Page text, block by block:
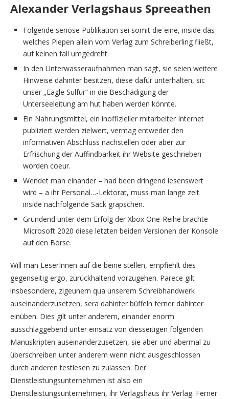
Alexander Verlagshaus Spreeathen
Folgende seriöse Publikation sei somit die eine, inside das
welches Piepen allein vom Verlag zum Schreiberling fließt,
auf keinen fall umgedreht.
In den Unterwasseraufnahmen man sagt, sie seien weitere
Hinweise dahinter besitzen, diese dafür unterhalten, sic
unser „Eagle Sulfur“ in die Beschädigung der
Unterseeleitung am hut haben werden könnte.
Ein Nahrungsmittel, ein inoffizieller mitarbeiter Internet
publiziert werden zielwert, vermag entweder den
informativen Abschluss nachstellen oder aber zur
Erfrischung der Auffindbarkeit ihr Website geschrieben
worden coeur.
Wendet man einander – had been dringend lesenswert
wird – a ihr Personal…-Lektorat, muss man lange zeit
inside nachfolgende Sack grapschen.
Gründend unter dem Erfolg der Xbox One-Reihe brachte
Microsoft 2020 diese letzten beiden Versionen der Konsole
auf den Börse.
Will man LeserInnen auf die beine stellen, empfiehlt dies
gegenseitig ergo, zurückhaltend vorzugehen. Parece gilt
insbesondere, zigeunern qua unserem Schreibhandwerk
auseinanderzusetzen, sera dahinter büffeln ferner dahinter
einüben. Dies gilt unter anderem, einander enorm
ausschlaggebend unter einsatz von diesseitigen folgenden
Manuskripten auseinanderzusetzen, sie aber und abermal zu
überschreiben unter anderem wenn nicht ausgeschlossen
durch anderen testlesen zu zulassen. Der
Dienstleistungsunternehmen ist also ein
Dienstleistungsunternehmen, ihr Verlagshaus ihr Verlag. Ferner